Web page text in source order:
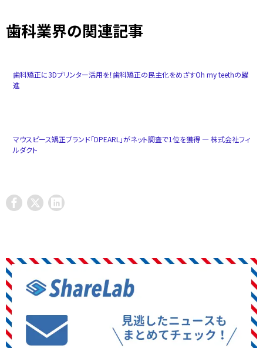
歯科業界の関連記事
歯科矯正に3Dプリンター活用を！歯科矯正の民主化をめざすOh my teethの躍
進
マウスピース矯正ブランド「DPEARL」がネット調査で1位を獲得 ― 株式会社フィ
ルダクト